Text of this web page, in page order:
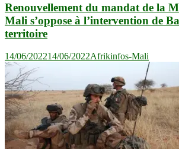
Renouvellement du mandat de la
Mali s’oppose à l’intervention de
territoire
14/06/202214/06/2022Afrikinfos-Mali